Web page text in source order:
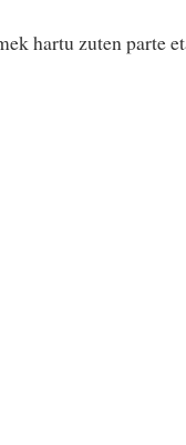
hartu zuten parte